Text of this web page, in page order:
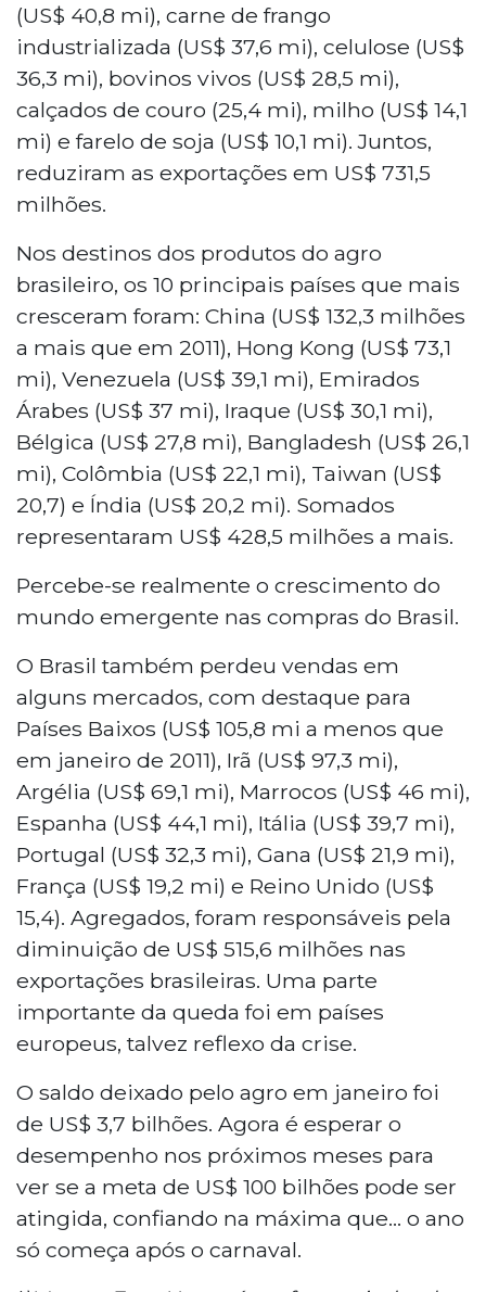
(US$ 40,8 mi), carne de frango
industrializada (US$ 37,6 mi), celulose (US$
36,3 mi), bovinos vivos (US$ 28,5 mi),
calçados de couro (25,4 mi), milho (US$ 14,1
mi) e farelo de soja (US$ 10,1 mi). Juntos,
reduziram as exportações em US$ 731,5
milhões.
Nos destinos dos produtos do agro
brasileiro, os 10 principais países que mais
cresceram foram: China (US$ 132,3 milhões
a mais que em 2011), Hong Kong (US$ 73,1
mi), Venezuela (US$ 39,1 mi), Emirados
Árabes (US$ 37 mi), Iraque (US$ 30,1 mi),
Bélgica (US$ 27,8 mi), Bangladesh (US$ 26,1
mi), Colômbia (US$ 22,1 mi), Taiwan (US$
20,7) e Índia (US$ 20,2 mi). Somados
representaram US$ 428,5 milhões a mais.
Percebe-se realmente o crescimento do
mundo emergente nas compras do Brasil.
O Brasil também perdeu vendas em
alguns mercados, com destaque para
Países Baixos (US$ 105,8 mi a menos que
em janeiro de 2011), Irã (US$ 97,3 mi),
Argélia (US$ 69,1 mi), Marrocos (US$ 46 mi),
Espanha (US$ 44,1 mi), Itália (US$ 39,7 mi),
Portugal (US$ 32,3 mi), Gana (US$ 21,9 mi),
França (US$ 19,2 mi) e Reino Unido (US$
15,4). Agregados, foram responsáveis pela
diminuição de US$ 515,6 milhões nas
exportações brasileiras. Uma parte
importante da queda foi em países
europeus, talvez reflexo da crise.
O saldo deixado pelo agro em janeiro foi
de US$ 3,7 bilhões. Agora é esperar o
desempenho nos próximos meses para
ver se a meta de US$ 100 bilhões pode ser
atingida, confiando na máxima que... o ano
só começa após o carnaval.